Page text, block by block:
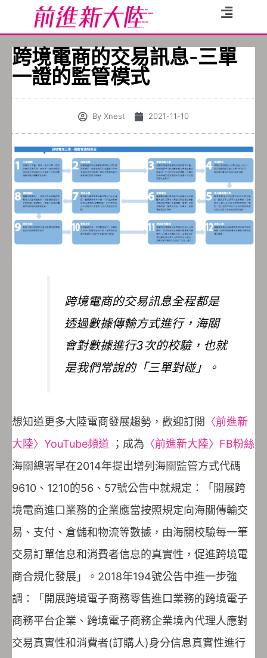
跨境電商的交易訊息-三單
一證的監管模式
By Xnest 2021-11-10
跨境電商的交易訊息全程都是
透過數據傳輸方式進行，海關
會對數據進行3次的校驗，也就
是我們常說的「三單對碰」。
想知道更多大陸電商發展趨勢，歡迎訂閱 〈前進新
大陸〉YouTube頻道 ；成為 〈前進新大陸〉FB粉絲
海關總署早在2014年提出增列海關監管方式代碼
9610、1210的56、57號公告中就規定：「開展跨
境電商進口業務的企業應當按照規定向海關傳輸交
易、支付、倉儲和物流等數據，由海關校驗每一筆
交易訂單信息和消費者信息的真實性，促進跨境電
商合規化發展」。2018年194號公告中進一步強
調：「開展跨境電子商務零售進口業務的跨境電子
商務平台企業、跨境電子商務企業境內代理人應對
交易真實性和消費者(訂購人)身分信息真實性進行